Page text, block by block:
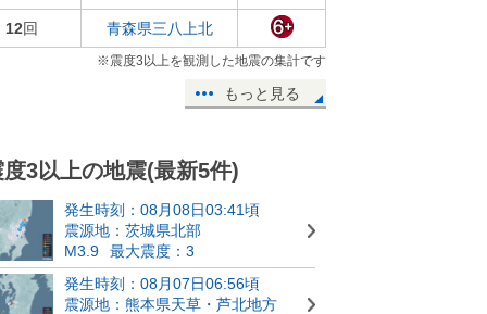
12回 青森県三八上北
※震度3以上を観測した地震の集計です
もっと見る
度3以上の地震(最新5件)
発生時刻：08月08日03:41頃
震源地：茨城県北部
M3.9
最大震度：3
発生時刻：08月07日06:56頃
震源地：熊本県天草・芦北地方